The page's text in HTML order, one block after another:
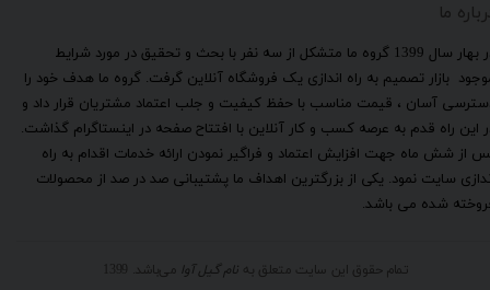
ما
​در بهار سال 1399 گروه ما متشکل از سه نفر با بحث و تحقیق در مورد شرایط
بازار تصمیم به راه اندازی یک فروشگاه آنلاین گرفت. گروه ما هدف خود را
آسان ، قیمت مناسب با حفظ کیفیت و جلب اعتماد مشتریان قرار داد و
این راه قدم به عرصه کسب و کار آنلاین با افتتاح صفحه در اینستاگرام گذاشت.
از شش ماه جهت افزایش اعتماد و فراگیر نمودن ارائه خدمات اقدام به راه
سایت نمود. یکی از بزرگترین اهداف ما پشتیبانی صد در صد از محصولات
شده می باشد.
تمام حقوق این سایت متعلق به نام گیل آوا می‌باشد. 1399